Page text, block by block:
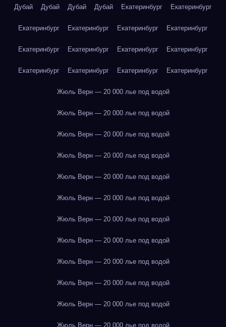
Дубай Дубай Дубай Дубай Екатеринбург Екатеринбург
Екатеринбург Екатеринбург Екатеринбург Екатеринбург
Екатеринбург Екатеринбург Екатеринбург Екатеринбург
Екатеринбург Екатеринбург Екатеринбург Екатеринбург
Жюль Верн — 20 000 лье под водой
Жюль Верн — 20 000 лье под водой
Жюль Верн — 20 000 лье под водой
Жюль Верн — 20 000 лье под водой
Жюль Верн — 20 000 лье под водой
Жюль Верн — 20 000 лье под водой
Жюль Верн — 20 000 лье под водой
Жюль Верн — 20 000 лье под водой
Жюль Верн — 20 000 лье под водой
Жюль Верн — 20 000 лье под водой
Жюль Верн — 20 000 лье под водой
Жюль Верн — 20 000 лье под водой